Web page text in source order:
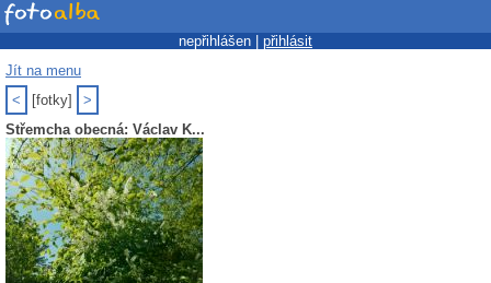
nepřihlášen | přihlásit
Jít na menu
<
[fotky]
>
Střemcha obecná: Václav K...